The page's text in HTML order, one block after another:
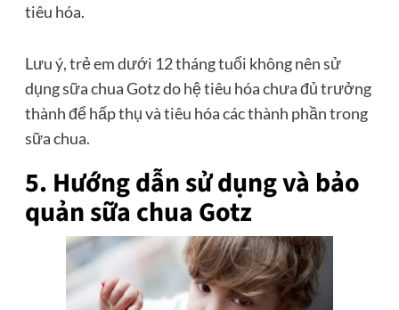
tiêu hóa.
Lưu ý, trẻ em dưới 12 tháng tuổi không nên sử
dụng sữa chua Gotz do hệ tiêu hóa chưa đủ trưởng
thành để hấp thụ và tiêu hóa các thành phần trong
sữa chua.
5. Hướng dẫn sử dụng và bảo
quản sữa chua Gotz